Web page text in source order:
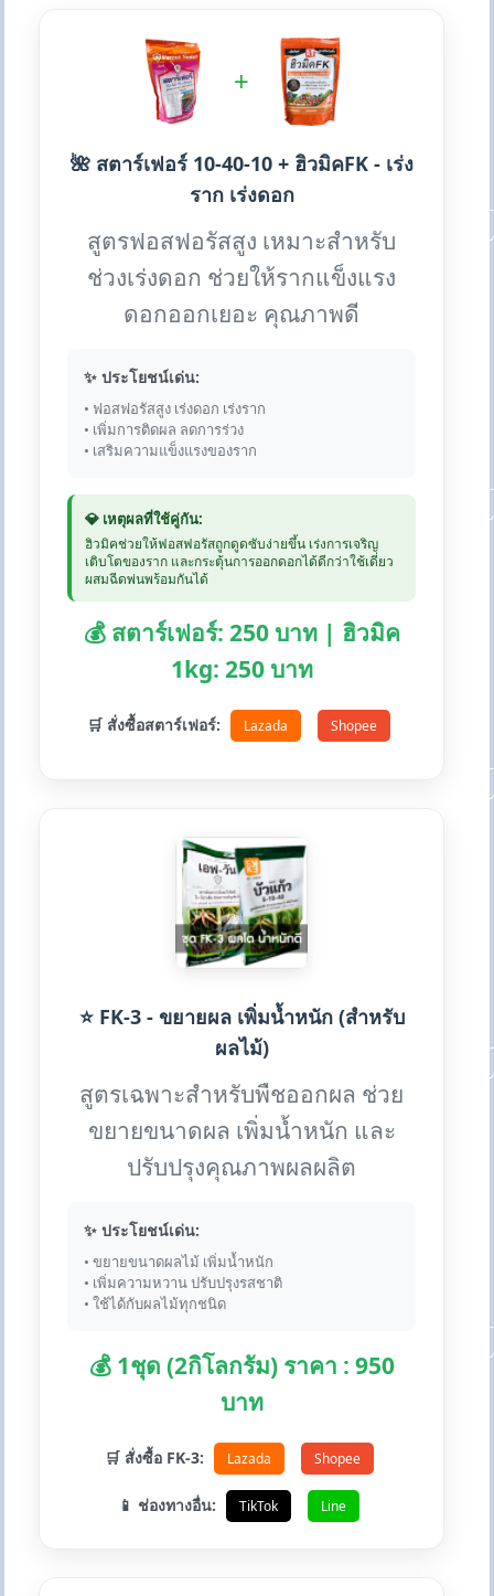
+
🌺 สตาร์เฟอร์ 10-40-10 + ฮิวมิคFK - เร่ง
ราก เร่งดอก
สูตรฟอสฟอรัสสูง เหมาะสำหรับ
ช่วงเร่งดอก ช่วยให้รากแข็งแรง
ดอกออกเยอะ คุณภาพดี
✨ ประโยชน์เด่น:
• ฟอสฟอรัสสูง เร่งดอก เร่งราก
• เพิ่มการติดผล ลดการร่วง
• เสริมความแข็งแรงของราก
💎 เหตุผลที่ใช้คู่กัน:
ฮิวมิคช่วยให้ฟอสฟอรัสถูกดูดซับง่ายขึ้น เร่งการเจริญ
เติบโตของราก และกระตุ้นการออกดอกได้ดีกว่าใช้เดี่ยว
ผสมฉีดพ่นพร้อมกันได้
💰 สตาร์เฟอร์: 250 บาท | ฮิวมิค
1kg: 250 บาท
🛒 สั่งซื้อสตาร์เฟอร์: Lazada Shopee
⭐ FK-3 - ขยายผล เพิ่มน้ำหนัก (สำหรับ
ผลไม้)
สูตรเฉพาะสำหรับพืชออกผล ช่วย
ขยายขนาดผล เพิ่มน้ำหนัก และ
ปรับปรุงคุณภาพผลผลิต
✨ ประโยชน์เด่น:
• ขยายขนาดผลไม้ เพิ่มน้ำหนัก
• เพิ่มความหวาน ปรับปรุงรสชาติ
• ใช้ได้กับผลไม้ทุกชนิด
💰 1ชุด (2กิโลกรัม) ราคา : 950
บาท
🛒 สั่งซื้อ FK-3: Lazada Shopee
📱 ช่องทางอื่น: TikTok Line